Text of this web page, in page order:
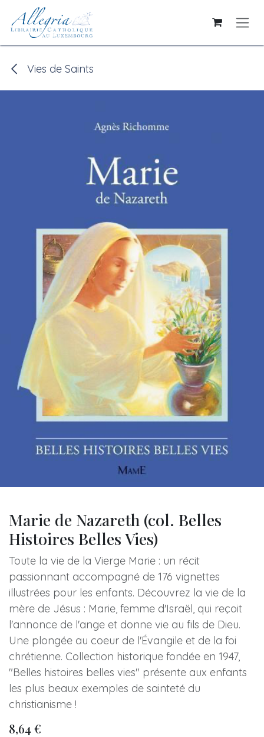
Se rendre au contenu
Vies de Saints
Marie de Nazareth (col. Belles
Histoires Belles Vies)
Toute la vie de la Vierge Marie : un récit
passionnant accompagné de 176 vignettes
illustrées pour les enfants. Découvrez la vie de la
mère de Jésus : Marie, femme d'Israël, qui reçoit
l'annonce de l'ange et donne vie au fils de Dieu.
Une plongée au coeur de l'Évangile et de la foi
chrétienne. Collection historique fondée en 1947,
"Belles histoires belles vies" présente aux enfants
les plus beaux exemples de sainteté du
christianisme !
8,64 €